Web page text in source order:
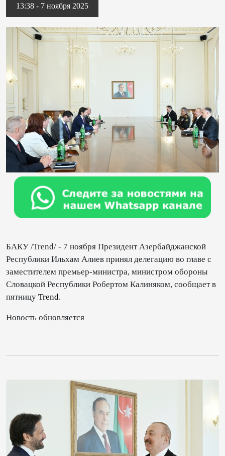
13:38 - 7 ноября 2025
БАКУ /Trend/ - 7 ноября Президент Азербайджанской
Республики Ильхам Алиев принял делегацию во главе с
заместителем премьер-министра, министром обороны
Словацкой Республики Робертом Калиняком, сообщает в
пятницу Trend.
Новость обновляется